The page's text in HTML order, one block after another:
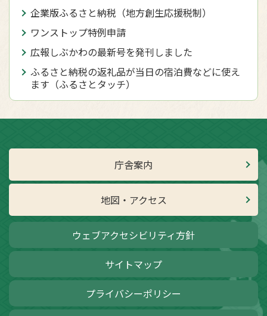
企業版ふるさと納税（地方創生応援税制）
ワンストップ特例申請
広報しぶかわの最新号を発刊しました
ふるさと納税の返礼品が当日の宿泊費などに使え
ます（ふるさとタッチ）
庁舎案内
地図・アクセス
ウェブアクセシビリティ方針
サイトマップ
プライバシーポリシー